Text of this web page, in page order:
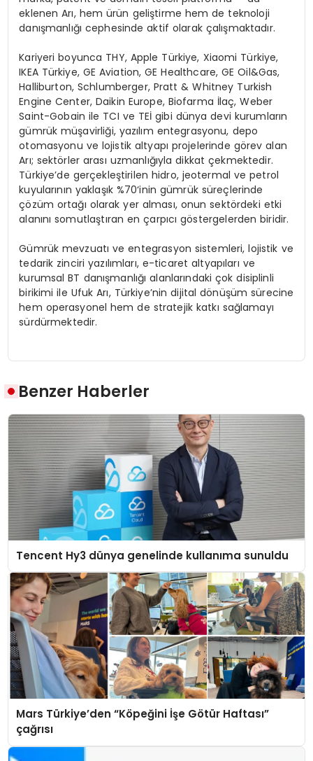
eklenenArı,hem ürün geliştirme hem de teknoloji
danışmanlığı cephesinde aktif olarak çalışmaktadır.
Kariyeri boyunca THY, Apple Türkiye, Xiaomi Türkiye,
IKEA Türkiye, GEAviation, GE Healthcare, GEOil&Gas,
Halliburton, Schlumberger, Pratt & Whitney Turkish
Engine Center, Daikin Europe, Biofarma İlaç, Weber
Saint-Gobain ile TCI ve TEİ gibi dünya devi kurumların
gümrük müşavirliği, yazılım entegrasyonu, depo
otomasyonu ve lojistik altyapı projelerinde görev alan
Arı; sektörler arası uzmanlığıyla dikkat çekmektedir.
Türkiye’de gerçekleştirilen hidro, jeotermal ve petrol
kuyularının yaklaşık %70‘inin gümrük süreçlerinde
çözüm ortağı olarak yer alması, onun sektördeki etki
alanını somutlaştıran en çarpıcı göstergelerden biridir.
Gümrük mevzuatı ve entegrasyon sistemleri, lojistik ve
tedarik zinciri yazılımları, e-ticaret altyapıları ve
kurumsal BT danışmanlığı alanlarındaki çok disiplinli
birikimi ile Ufuk Arı, Türkiye’nin dijital dönüşüm sürecine
hem operasyonel hem de stratejik katkı sağlamayı
sürdürmektedir.
Benzer Haberler
Tencent Hy3 dünya genelinde kullanıma sunuldu
Mars Türkiye’den “Köpeğini İşe Götür Haftası”
çağrısı